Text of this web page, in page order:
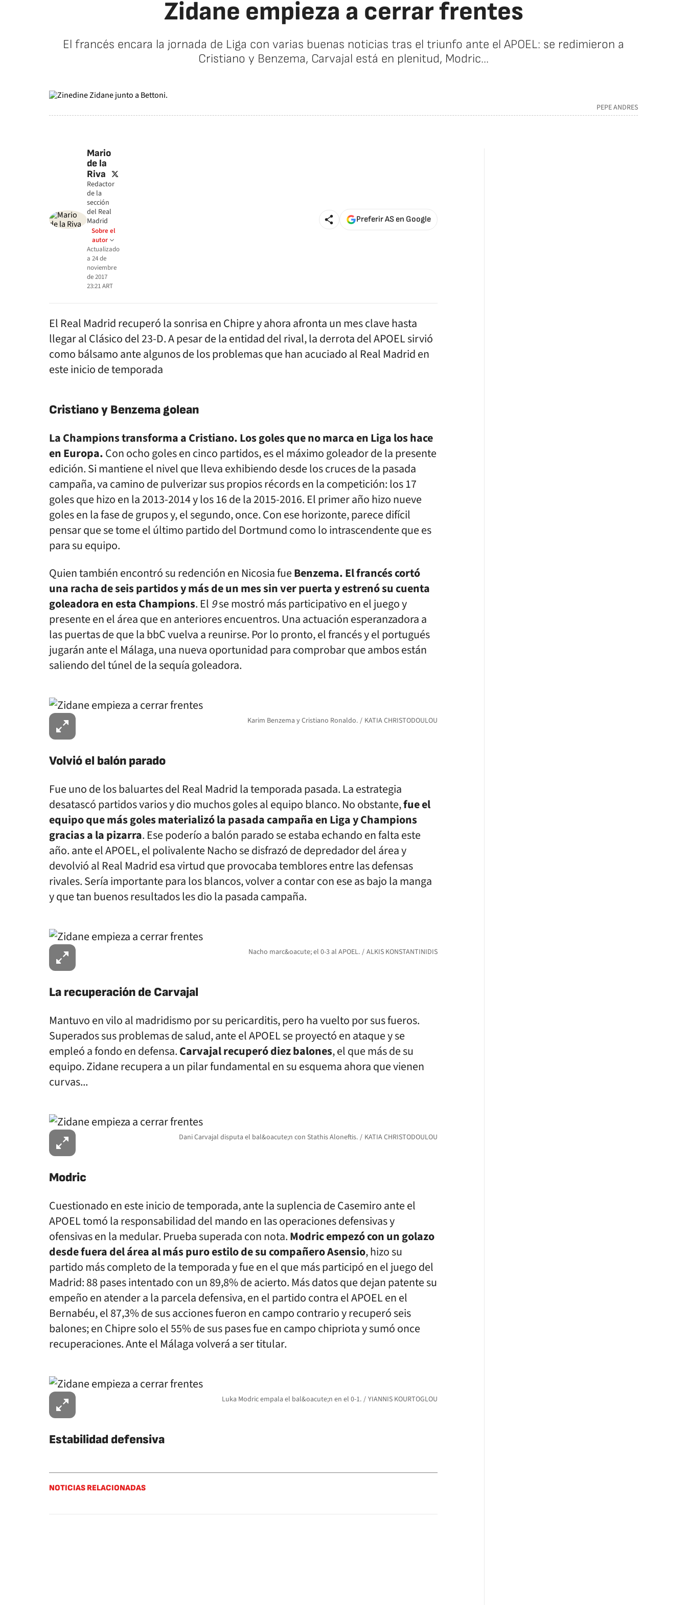
Zidane empieza a cerrar frentes
El francés encara la jornada de Liga con varias buenas noticias tras el triunfo ante el APOEL: se redimieron a
Cristiano y Benzema, Carvajal está en plenitud, Modric...
PEPE ANDRES
Mario
de la
Riva twitter
Redactor
de la
sección
del Real
Madrid
Sobre el
autor
Actualizado
a 24 de
noviembre
de 2017
23:21ART
Preferir AS en Google
El Real Madrid recuperó la sonrisa en Chipre y ahora afronta un mes clave hasta
llegar al Clásico del 23-D. A pesar de la entidad del rival, la derrota del APOEL sirvió
como bálsamo ante algunos de los problemas que han acuciado al Real Madrid en
este inicio de temporada
Cristiano y Benzema golean
La Champions transforma a Cristiano. Los goles que no marca en Liga los hace
en Europa.Con ocho goles en cinco partidos, es el máximo goleador de la presente
edición. Si mantiene el nivel que lleva exhibiendo desde los cruces de la pasada
campaña, va camino de pulverizar sus propios récords en la competición: los 17
goles que hizo en la 2013-2014 y los 16 de la 2015-2016. El primer año hizo nueve
goles en la fase de grupos y, el segundo, once. Con ese horizonte, parece difícil
pensar que se tome el último partido del Dortmund como lo intrascendente que es
para su equipo.
Quien también encontró su redención en Nicosia fueBenzema. El francés cortó
una racha de seis partidos y más de un mes sin ver puerta y estrenó su cuenta
goleadora en esta Champions. El9se mostró más participativo en el juego y
presente en el área que en anteriores encuentros. Una actuación esperanzadora a
las puertas de que la bbC vuelva a reunirse. Por lo pronto, el francés y el portugués
jugarán ante el Málaga, una nueva oportunidad para comprobar que ambos están
saliendo del túnel de la sequía goleadora.
Karim Benzema y Cristiano Ronaldo. KATIA CHRISTODOULOU
Volvió el balón parado
Fue uno de los baluartes del Real Madrid la temporada pasada. La estrategia
desatascó partidos varios y dio muchos goles al equipo blanco. No obstante,fue el
equipo que más goles materializó la pasada campaña en Liga y Champions
gracias a la pizarra. Ese poderío a balón parado se estaba echando en falta este
año. ante el APOEL, el polivalente Nacho se disfrazó de depredador del área y
devolvió al Real Madrid esa virtud que provocaba temblores entre las defensas
rivales. Sería importante para los blancos, volver a contar con ese as bajo la manga
y que tan buenos resultados les dio la pasada campaña.
Nacho marc&oacute; el 0-3 al APOEL. ALKIS KONSTANTINIDIS
La recuperación de Carvajal
Mantuvo en vilo al madridismo por su pericarditis, pero ha vuelto por sus fueros.
Superados sus problemas de salud, ante el APOEL se proyectó en ataque y se
empleó a fondo en defensa.Carvajal recuperó diez balones, el que más de su
equipo. Zidane recupera a un pilar fundamental en su esquema ahora que vienen
curvas...
Dani Carvajal disputa el bal&oacute;n con Stathis Aloneftis. KATIA CHRISTODOULOU
Modric
Cuestionado en este inicio de temporada, ante la suplencia de Casemiro ante el
APOEL tomó la responsabilidad del mando en las operaciones defensivas y
ofensivas en la medular. Prueba superada con nota.Modric empezó con un golazo
desde fuera del área al más puro estilo de su compañero Asensio, hizo su
partido más completo de la temporada y fue en el que más participó en el juego del
Madrid: 88 pases intentado con un 89,8% de acierto. Más datos que dejan patente su
empeño en atender a la parcela defensiva, en el partido contra el APOEL en el
Bernabéu, el 87,3% de sus acciones fueron en campo contrario y recuperó seis
balones; en Chipre solo el 55% de sus pases fue en campo chipriota y sumó once
recuperaciones. Ante el Málaga volverá a ser titular.
Luka Modric empala el bal&oacute;n en el 0-1. YIANNIS KOURTOGLOU
Estabilidad defensiva
NOTICIAS RELACIONADAS